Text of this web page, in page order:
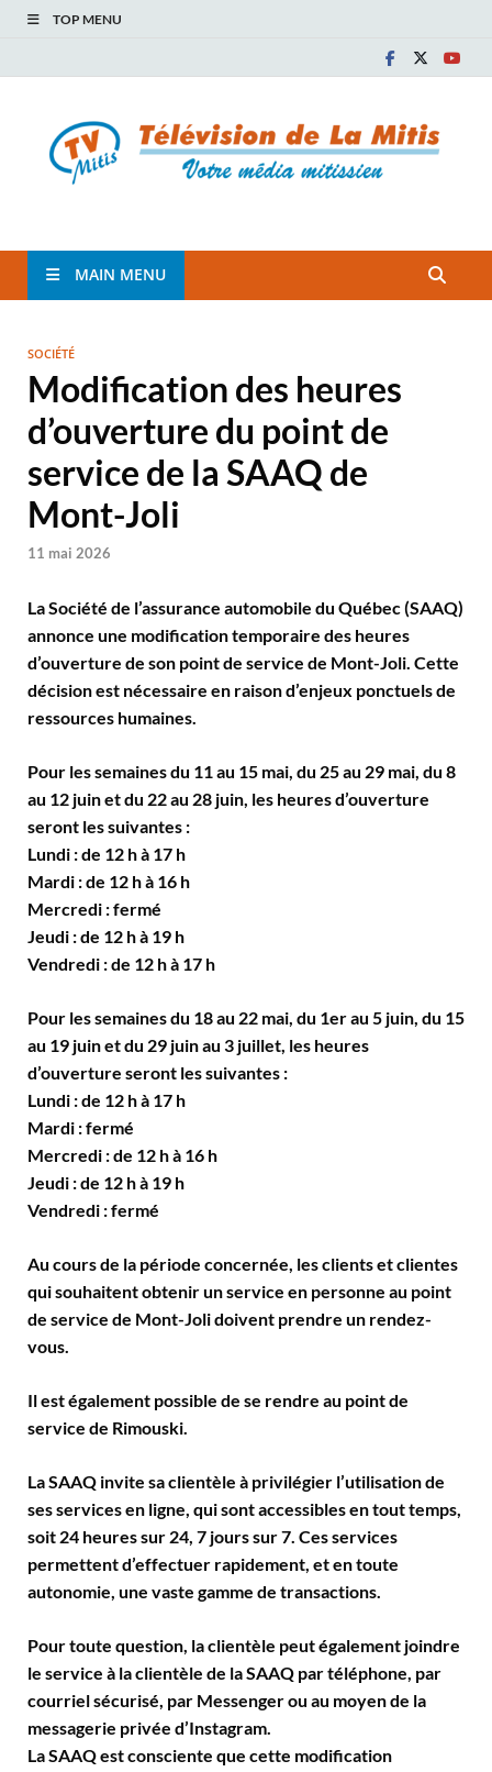
TOP MENU
TVM
MAIN MENU
SOCIÉTÉ
Modification des heures
d’ouverture du point de
service de la SAAQ de
Mont-Joli
11 mai 2026
La Société de l’assurance automobile du Québec (SAAQ)
annonce une modification temporaire des heures
d’ouverture de son point de service de Mont-Joli. Cette
décision est nécessaire en raison d’enjeux ponctuels de
ressources humaines.
Pour les semaines du 11 au 15 mai, du 25 au 29 mai, du 8
au 12 juin et du 22 au 28 juin, les heures d’ouverture
seront les suivantes :
Lundi : de 12 h à 17 h
Mardi : de 12 h à 16 h
Mercredi : fermé
Jeudi : de 12 h à 19 h
Vendredi : de 12 h à 17 h
Pour les semaines du 18 au 22 mai, du 1er au 5 juin, du 15
au 19 juin et du 29 juin au 3 juillet, les heures
d’ouverture seront les suivantes :
Lundi : de 12 h à 17 h
Mardi : fermé
Mercredi : de 12 h à 16 h
Jeudi : de 12 h à 19 h
Vendredi : fermé
Au cours de la période concernée, les clients et clientes
qui souhaitent obtenir un service en personne au point
de service de Mont-Joli doivent prendre un rendez-
vous.
Il est également possible de se rendre au point de
service de Rimouski.
La SAAQ invite sa clientèle à privilégier l’utilisation de
ses services en ligne, qui sont accessibles en tout temps,
soit 24 heures sur 24, 7 jours sur 7. Ces services
permettent d’effectuer rapidement, et en toute
autonomie, une vaste gamme de transactions.
Pour toute question, la clientèle peut également joindre
le service à la clientèle de la SAAQ par téléphone, par
courriel sécurisé, par Messenger ou au moyen de la
messagerie privée d’Instagram.
La SAAQ est consciente que cette modification